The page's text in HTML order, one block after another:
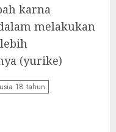
karna
melakukan
(yurike)
18 tahun